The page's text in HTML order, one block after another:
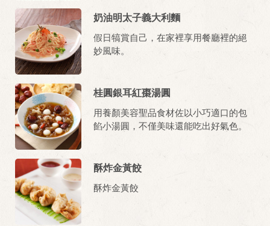
奶油明太子義大利麵
假日犒賞自己，在家裡享用餐廳裡的絕
妙風味。
桂圓銀耳紅棗湯圓
用養顏美容聖品食材佐以小巧適口的包
餡小湯圓，不僅美味還能吃出好氣色。
酥炸金黃餃
酥炸金黃餃